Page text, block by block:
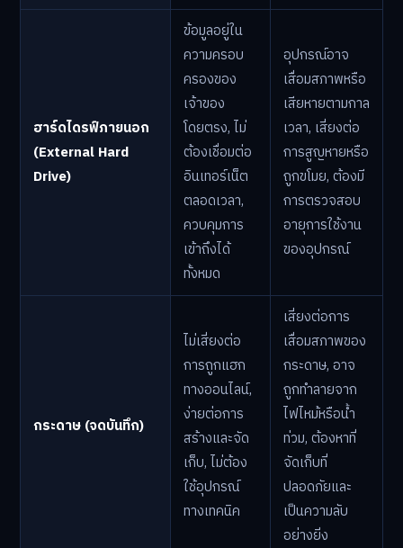
ฮาร์ดไดรฟ์ภายนอก
(External Hard
Drive)
ข้อมูลอยู่ใน
ความครอบ
ครองของ
เจ้าของ
โดยตรง, ไม่
ต้องเชื่อมต่อ
อินเทอร์เน็ต
ตลอดเวลา,
ควบคุมการ
เข้าถึงได้
ทั้งหมด
อุปกรณ์อาจ
เสื่อมสภาพหรือ
เสียหายตามกาล
เวลา, เสี่ยงต่อ
การสูญหายหรือ
ถูกขโมย, ต้องมี
การตรวจสอบ
อายุการใช้งาน
ของอุปกรณ์
กระดาษ (จดบันทึก)
ไม่เสี่ยงต่อ
การถูกแฮก
ทางออนไลน์,
ง่ายต่อการ
สร้างและจัด
เก็บ, ไม่ต้อง
ใช้อุปกรณ์
ทางเทคนิค
เสี่ยงต่อการ
เสื่อมสภาพของ
กระดาษ, อาจ
ถูกทำลายจาก
ไฟไหม้หรือน้ำ
ท่วม, ต้องหาที่
จัดเก็บที่
ปลอดภัยและ
เป็นความลับ
อย่างยิ่ง